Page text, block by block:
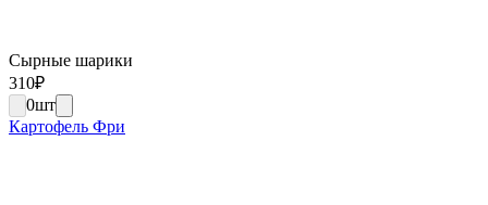
Сырные шарики
310₽
0шт
Картофель Фри